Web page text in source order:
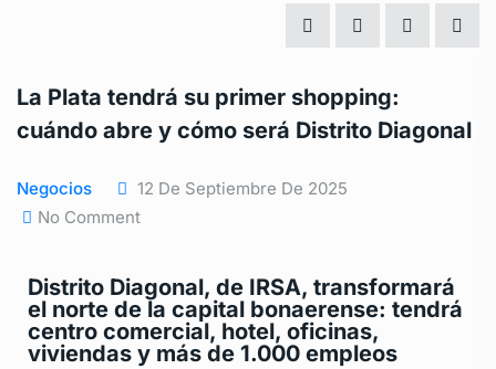
La Plata tendrá su primer shopping:
cuándo abre y cómo será Distrito Diagonal
Negocios
12 De Septiembre De 2025
No Comment
Distrito Diagonal, de IRSA, transformará
el norte de la capital bonaerense: tendrá
centro comercial, hotel, oficinas,
viviendas y más de 1.000 empleos